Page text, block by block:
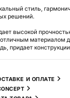
стиль,
решений.
высокой
материалом
придает
И ОПЛАТЕ